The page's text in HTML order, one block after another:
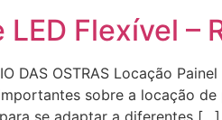
Flexível –
DAS OSTRAS Locação
sobre a locação
se adaptar a diferentes […]